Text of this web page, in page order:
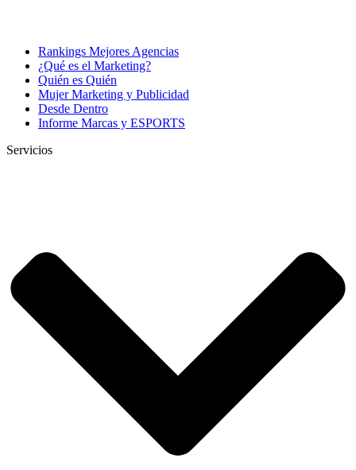
Rankings Mejores Agencias
¿Qué es el Marketing?
Quién es Quién
Mujer Marketing y Publicidad
Desde Dentro
Informe Marcas y ESPORTS
Servicios